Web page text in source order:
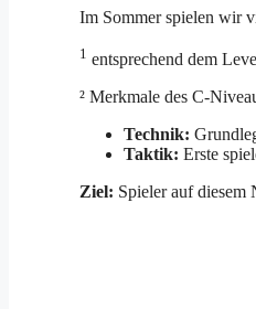
Im Sommer spielen wir
1 entsprechend dem
² Merkmale des C-
Technik:
Taktik: Erste
Ziel: Spieler auf diesem